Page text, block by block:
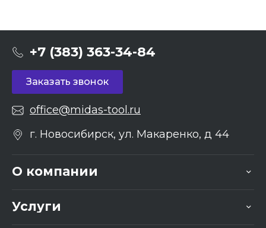
+7 (383) 363-34-84
Заказать звонок
office@midas-tool.ru
г. Новосибирск, ул. Макаренко, д 44
О компании
Услуги